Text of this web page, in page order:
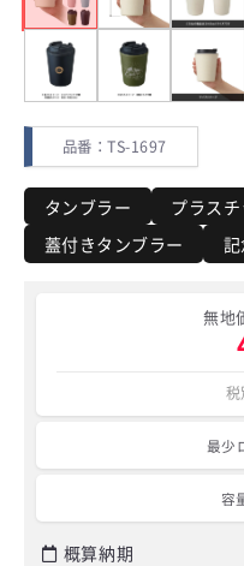
品番：TS-1697
タンブラー
プラス
蓋付きタンブラー
無地
最少
容
概算納期